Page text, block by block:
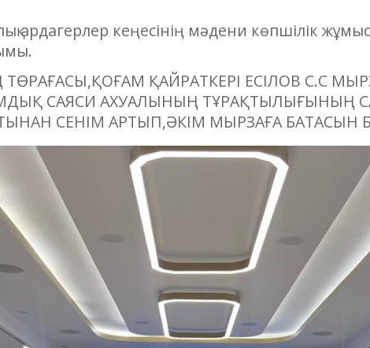
ардагерлер кеңесінің мәдени көпшілік
ТӨРАҒАСЫ,ҚОҒАМ ҚАЙРАТКЕРІ ЕСІЛОВ С.С
САЯСИ АХУАЛЫНЫҢ ТҰРАҚТЫЛЫҒЫНЫҢ
СЕНІМ АРТЫП,ӘКІМ МЫРЗАҒА БАТАСЫН